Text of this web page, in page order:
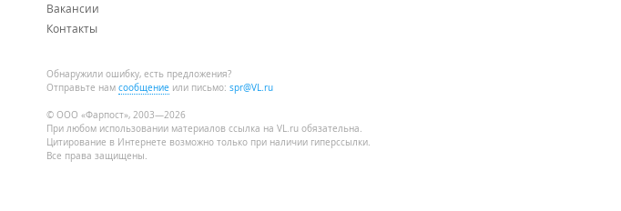
Вакансии
Контакты
Обнаружили ошибку, есть предложения?
Отправьте нам сообщение или письмо: spr@VL.ru
© ООО «Фарпост», 2003—2026
При любом использовании материалов ссылка на VL.ru обязательна.
Цитирование в Интернете возможно только при наличии гиперссылки.
Все права защищены.